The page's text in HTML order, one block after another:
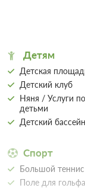
Детям
Детская
Детский клуб
Няня / Услуги
детьми
Детский бассейн
Спорт
Большой теннис
Поле для гольфа